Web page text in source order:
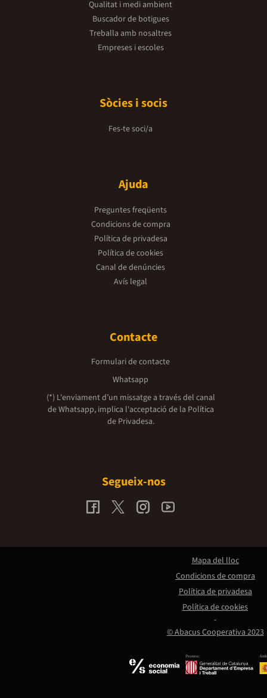
Qualitat i medi ambient
Buscador de botigues
Treballa amb nosaltres
Empreses i escoles
Sòcies i socis
Fes-te soci/a
Ajuda
Preguntes freqüents
Condicions de compra
Política de privadesa
Política de cookies
Canal de denúncies
Avís legal
Contacte
Formulari de contacte
Whatsapp
(*) L'enviament d’un missatge a través del canal
de Whatsapp, implica l'acceptació de la Política
de Privadesa.
Segueix-nos
Promou:
© Abacus Cooperativa 2023
Mapa del lloc
Condicions de compra
Política de privadesa
Política de cookies